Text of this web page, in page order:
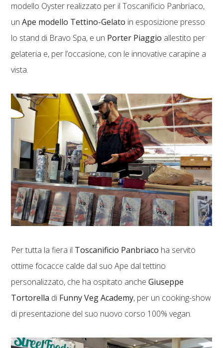
modello Oyster realizzato per il Toscanificio Panbriaco,
unApe modello Tettino-Gelato in esposizione presso
lo stand di Bravo Spa, e un Porter Piaggio allestito per
gelateria e, per l’occasione, con le innovative carapine a
vista.
Per tutta la fiera il Toscanificio Panbriaco ha servito
ottime focacce calde dal suo Ape dal tettino
personalizzato, che ha ospitato ancheGiuseppe
Tortorella di Funny Veg Academy, per un cooking-show
di presentazione del suo nuovo corso 100% vegan.